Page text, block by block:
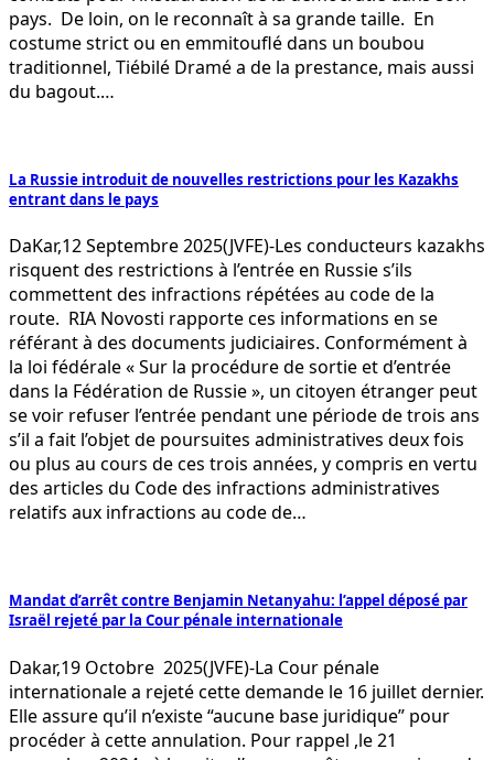
pays. De loin, on le reconnaît à sa grande taille. En
costume strict ou en emmitouflé dans un boubou
traditionnel, Tiébilé Dramé a de la prestance, mais aussi
du bagout.…
La Russie introduit de nouvelles restrictions pour les Kazakhs
entrant dans le pays
DaKar,12 Septembre 2025(JVFE)-Les conducteurs kazakhs
risquent des restrictions à l’entrée en Russie s’ils
commettent des infractions répétées au code de la
route. RIA Novosti rapporte ces informations en se
référant à des documents judiciaires. Conformément à
la loi fédérale « Sur la procédure de sortie et d’entrée
dans la Fédération de Russie », un citoyen étranger peut
se voir refuser l’entrée pendant une période de trois ans
s’il a fait l’objet de poursuites administratives deux fois
ou plus au cours de ces trois années, y compris en vertu
des articles du Code des infractions administratives
relatifs aux infractions au code de…
Mandat d’arrêt contre Benjamin Netanyahu: l’appel déposé par
Israël rejeté par la Cour pénale internationale
Dakar,19 Octobre 2025(JVFE)-La Cour pénale
internationale a rejeté cette demande le 16 juillet dernier.
Elle assure qu’il n’existe “aucune base juridique” pour
procéder à cette annulation. Pour rappel ,le 21